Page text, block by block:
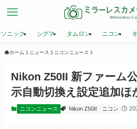
ニック シグマ タムロン ニコン
ホーム ニュース ニコンニュース
Nikon Z50II 新ファーム
示自動切換え設定追加ほ
ニコンニュース Nikon Z50II ニコン